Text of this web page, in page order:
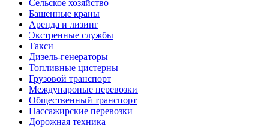
Сельское хозяйство
Башенные краны
Аренда и лизинг
Экстренные службы
Такси
Дизель-генераторы
Топливные цистерны
Грузовой транспорт
Междунароные перевозки
Общественный транспорт
Пассажирские перевозки
Дорожная техника